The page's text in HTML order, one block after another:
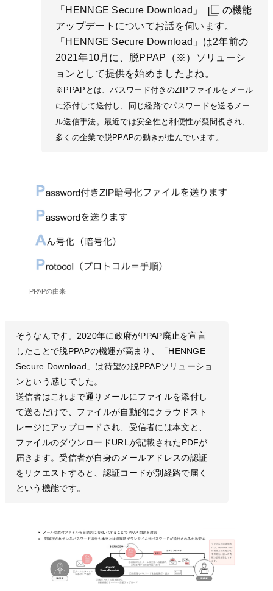
「HENNGE Secure Download」
「HENNGE Secure Download」
「HENNGE Secure Download」
の機能
アップデートについてお話を伺います。
「HENNGE Secure Download」は2年前の
2021年10月に、脱PPAP（※）ソリューシ
ョンとして提供を始めましたよね。
※PPAPとは、パスワード付きのZIPファイルをメール
に添付して送付し、同じ経路でパスワードを送るメー
ル送信手法。最近では安全性と利便性が疑問視され、
多くの企業で脱PPAPの動きが進んでいます。
PPAPの由来
そうなんです。2020年に政府がPPAP廃止を宣言
したことで脱PPAPの機運が高まり、「HENNGE
Secure Download」は待望の脱PPAPソリューショ
ンという感じでした。
送信者はこれまで通りメールにファイルを添付し
て送るだけで、ファイルが自動的にクラウドスト
レージにアップロードされ、受信者には本文と、
ファイルのダウンロードURLが記載されたPDFが
届きます。受信者が自身のメールアドレスの認証
をリクエストすると、認証コードが別経路で届く
という機能です。